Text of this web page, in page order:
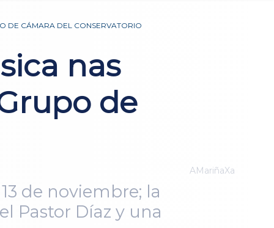
DE CÁMARA DEL CONSERVATORIO
nas
de
AMariñaXa
de noviembre; la
Pastor Díaz y una